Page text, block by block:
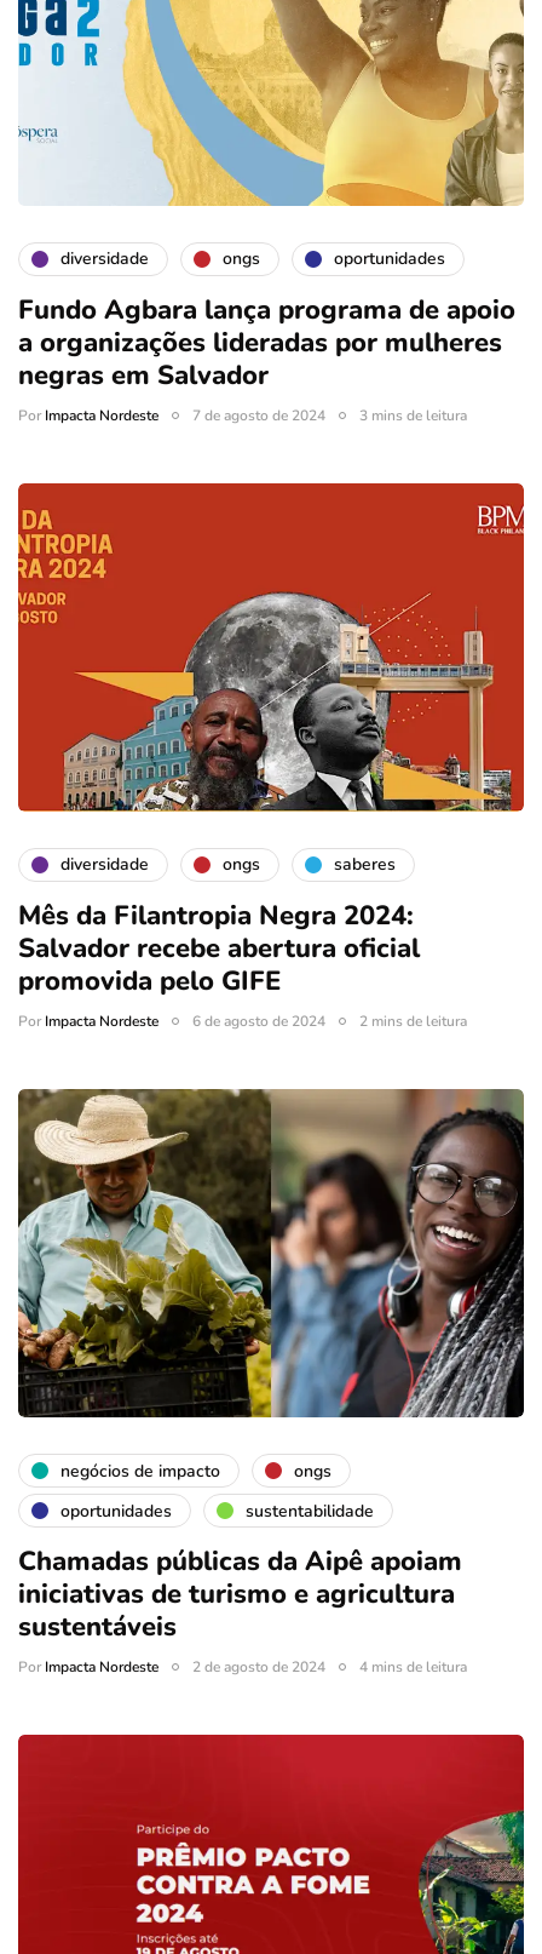
diversidade ongs oportunidades
Fundo Agbara lança programa de apoio
a organizações lideradas por mulheres
negras em Salvador
PorImpacta Nordeste 7 de agosto de 2024 3 mins de leitura
diversidade ongs saberes
Mês da Filantropia Negra 2024:
Salvador recebe abertura oficial
promovida pelo GIFE
PorImpacta Nordeste 6 de agosto de 2024 2 mins de leitura
negócios de impacto
ongs
oportunidades
sustentabilidade
Chamadas públicas da Aipê apoiam
iniciativas de turismo e agricultura
sustentáveis
PorImpacta Nordeste 2 de agosto de 2024 4 mins de leitura